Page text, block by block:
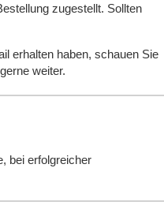
zugestellt. Sollten
erhalten haben, schauen Sie
weiter.
bei erfolgreicher